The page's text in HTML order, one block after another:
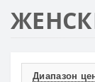
Диапазон